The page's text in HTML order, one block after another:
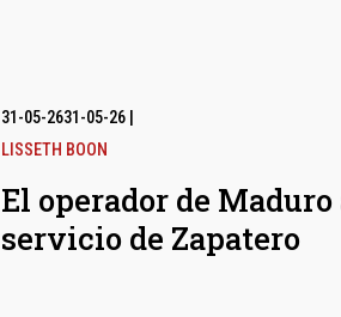
31-05-2631-05-26
LISSETH BOON
El operador de Maduro
servicio de Zapatero